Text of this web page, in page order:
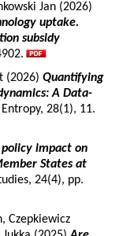
Jan (2026)
uptake.
subsidy
(2026) Quantifying
A Data-
28(1), 11.
policy impact on
States at
24(4), pp.
Czepkiewicz